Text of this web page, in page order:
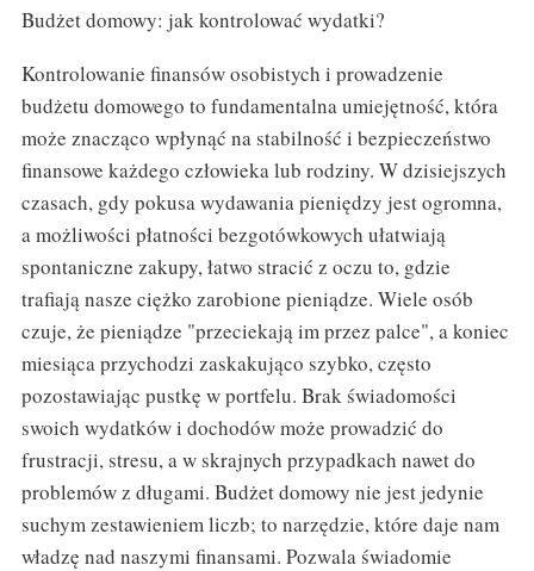
Budżet domowy: jak kontrolować wydatki?
Kontrolowanie finansów osobistych i prowadzenie
budżetu domowego to fundamentalna umiejętność, która
może znacząco wpłynąć na stabilność i bezpieczeństwo
finansowe każdego człowieka lub rodziny. W dzisiejszych
czasach, gdy pokusa wydawania pieniędzy jest ogromna,
a możliwości płatności bezgotówkowych ułatwiają
spontaniczne zakupy, łatwo stracić z oczu to, gdzie
trafiają nasze ciężko zarobione pieniądze. Wiele osób
czuje, że pieniądze "przeciekają im przez palce", a koniec
miesiąca przychodzi zaskakująco szybko, często
pozostawiając pustkę w portfelu. Brak świadomości
swoich wydatków i dochodów może prowadzić do
frustracji, stresu, a w skrajnych przypadkach nawet do
problemów z długami. Budżet domowy nie jest jedynie
suchym zestawieniem liczb; to narzędzie, które daje nam
władzę nad naszymi finansami. Pozwala świadomie